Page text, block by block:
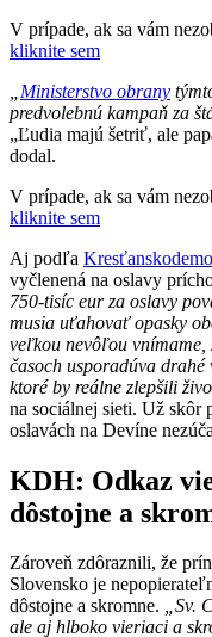
V prípade, ak sa vám
kliknite sem
Ministerstvo obrany
predvolebnú kampaň za
„Ľudia majú šetriť, ale
dodal.
V prípade, ak sa vám
kliknite sem
Aj podľa
vyčlenená na oslavy
750-tisíc eur za oslavy
musia uťahovať opasky
veľkou nevôľou vnímame,
časoch usporadúva drahé
ktoré by reálne zlepšili
na sociálnej sieti. Už skôr
oslavách na Devíne
KDH: Odkaz
dôstojne a
Zároveň zdôraznili, že
Slovensko je
dôstojne a skromne. „Sv.
ale aj hlboko vieriaci a